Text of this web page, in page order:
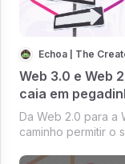
Echoa | The
Web 3.0 e Web
caia em
Da Web 2.0 para a
caminho permitir o